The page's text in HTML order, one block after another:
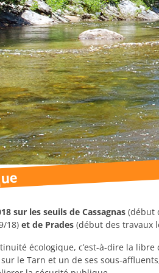
sur les seuils de Cassagnas (début
18) et de Prades (début des travaux
écologique, c’est-à-dire la libre
le Tarn et un de ses sous-